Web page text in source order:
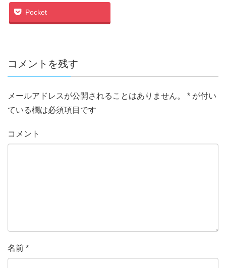
Pocket
コメントを残す
メールアドレスが公開されることはありません。 * が付い
ている欄は必須項目です
コメント
名前 *